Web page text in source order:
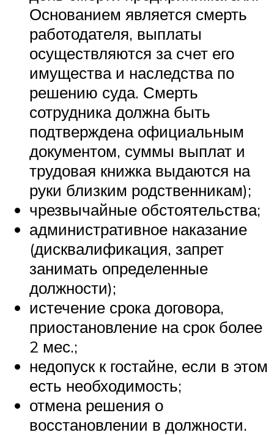
Основанием является смерть
работодателя, выплаты
осуществляются за счет его
имущества и наследства по
решению суда. Смерть
сотрудника должна быть
подтверждена официальным
документом, суммы выплат и
трудовая книжка выдаются на
руки близким родственникам);
чрезвычайные обстоятельства;
административное наказание
(дисквалификация, запрет
занимать определенные
должности);
истечение срока договора,
приостановление на срок более
2 мес.;
недопуск к гостайне, если в этом
есть необходимость;
отмена решения о
восстановлении в должности.